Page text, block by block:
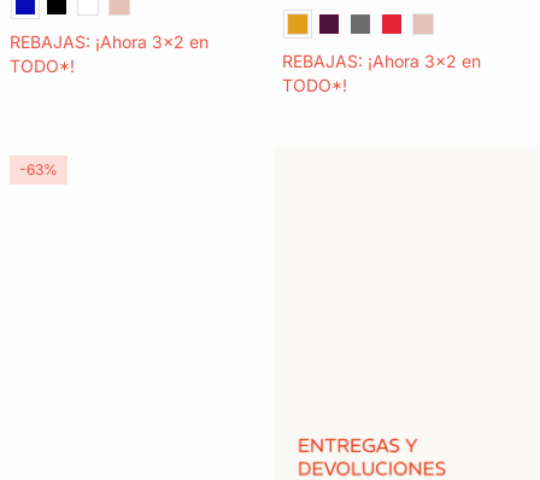
REBAJAS: ¡Ahora 3x2 en
TODO*!
REBAJAS: ¡Ahora 3x2 en
TODO*!
-63%